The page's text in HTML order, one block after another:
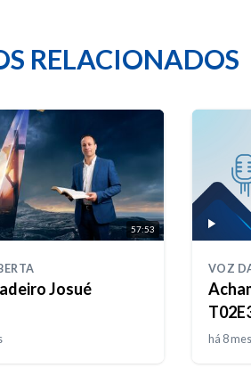
RELACIONADOS
57:53
Josué
VOZ
há 8